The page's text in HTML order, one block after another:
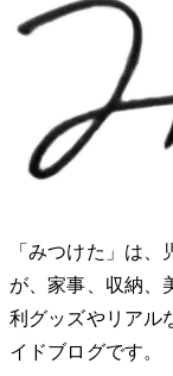
「みつけた」は、
が、家事、収納、
利グッズやリアル
イドブログです。